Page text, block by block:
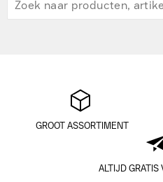
GROOT ASSORTIMENT
ALTIJD GRATIS